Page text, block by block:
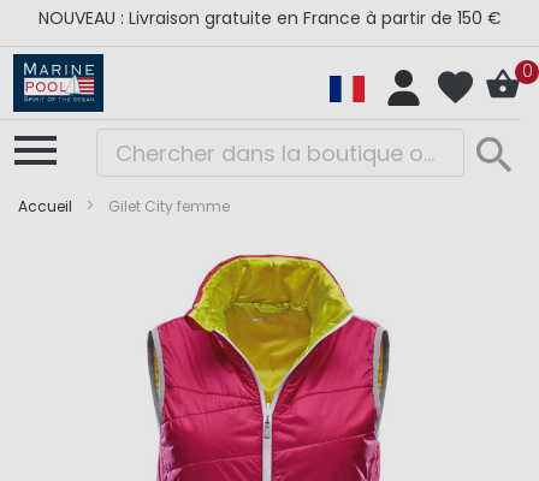
NOUVEAU : Livraison gratuite en France à partir de 150 €
0
Accueil Gilet City femme